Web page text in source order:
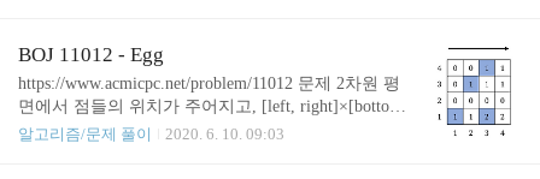
생긴 수 풀이 빨간색을 현재까지 살펴본 수, 파란색
을 앞으로 살펴볼 수라고 했을 때 그림을 위와 같다.
파란색으로 색칠된 수 중에서 가장 작은 수부터 순서
대로 살피면, 그 순서대로 N번째 못생긴 수가 결정된
다. 이는 다익스트라 알고리즘에서 그림이 어떻게 그
BOJ 11012 - Egg
https://www.acmicpc.net/problem/11012 문제 2차원 평
면에서 점들의 위치가 주어지고, [left, right]×[bottom,
top] 으로 그려지는 사각형 내에 있는 점의 개수를 쿼
알고리즘/문제 풀이 2020. 6. 10. 09:03